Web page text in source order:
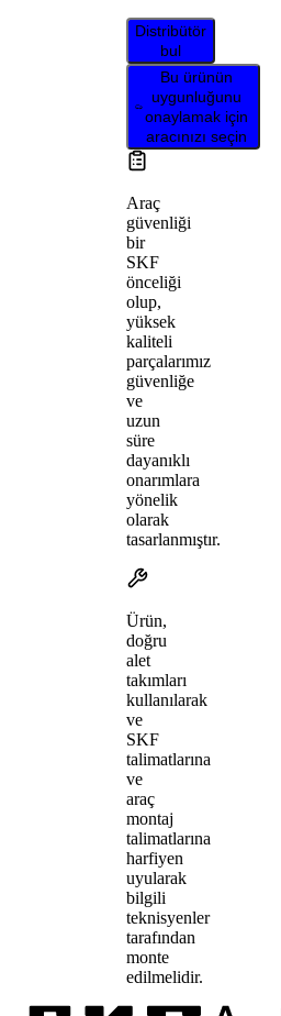
Distribütör
bul
Bu ürünün
uygunluğunu
onaylamak için
aracınızı seçin
Araç
güvenliği
bir
SKF
önceliği
olup,
yüksek
kaliteli
parçalarımız
güvenliğe
ve
uzun
süre
dayanıklı
onarımlara
yönelik
olarak
tasarlanmıştır.
Ürün,
doğru
alet
takımları
kullanılarak
ve
SKF
talimatlarına
ve
araç
montaj
talimatlarına
harfiyen
uyularak
bilgili
teknisyenler
tarafından
monte
edilmelidir.